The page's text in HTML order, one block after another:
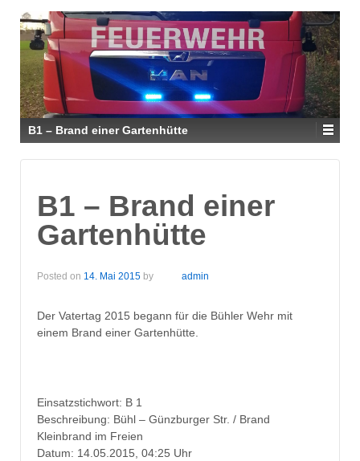
B1 – Brand einer Gartenhütte
B1 – Brand einer
Gartenhütte
Posted on 14. Mai 2015 by admin
Der Vatertag 2015 begann für die Bühler Wehr mit
einem Brand einer Gartenhütte.
Einsatzstichwort: B 1
Beschreibung: Bühl – Günzburger Str. / Brand
Kleinbrand im Freien
Datum: 14.05.2015, 04:25 Uhr